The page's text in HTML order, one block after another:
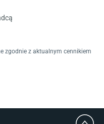
zgodnie z aktualnym cennikiem